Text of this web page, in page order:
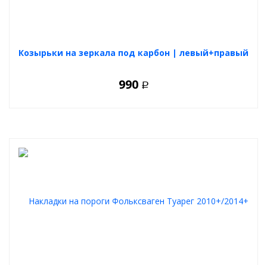
Козырьки на зеркала под карбон | левый+правый
990 Р